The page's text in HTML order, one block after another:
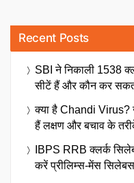
Recent Posts
SBI ने निकाली 1538
सीटें हैं और कौन कर
क्या है Chandi Virus?
हैं लक्षण और बचाव के
IBPS RRB क्लर्क
करें प्रीलिम्स-मेंस